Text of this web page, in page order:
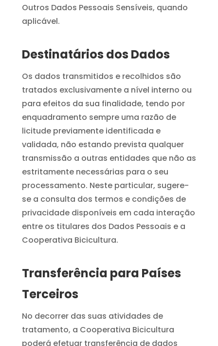
Outros Dados Pessoais Sensíveis, quando
aplicável.
Destinatários dos Dados
Os dados transmitidos e recolhidos são
tratados exclusivamente a nível interno ou
para efeitos da sua finalidade, tendo por
enquadramento sempre uma razão de
licitude previamente identificada e
validada, não estando prevista qualquer
transmissão a outras entidades que não as
estritamente necessárias para o seu
processamento. Neste particular, sugere-
se a consulta dos termos e condições de
privacidade disponíveis em cada interação
entre os titulares dos Dados Pessoais e a
Cooperativa Bicicultura.
Transferência para Países
Terceiros
No decorrer das suas atividades de
tratamento, a Cooperativa Bicicultura
poderá efetuar transferência de dados